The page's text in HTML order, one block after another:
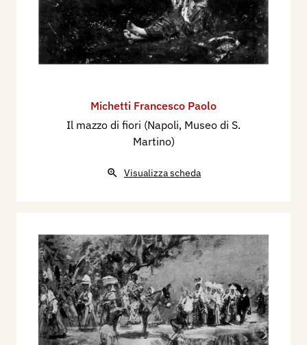
Michetti Francesco Paolo
Il mazzo di fiori (Napoli, Museo di S.
Martino)
Visualizza scheda